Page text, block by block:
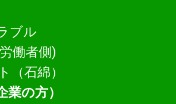
ブル
働者側)
（石綿）
業の方）